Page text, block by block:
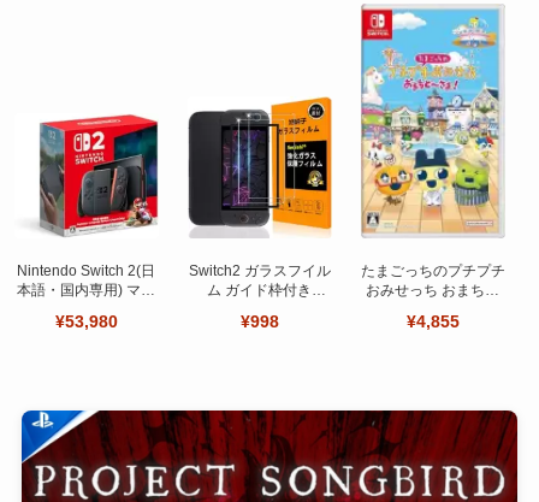
Nintendo Switch 2(日
本語・国内専用) マリ
ット
¥53,980
Switch2 ガラスフイル
ム ガイド枠付き
ット 日本旭硝子製-高
¥998
たまごっちのプチプチ
おみせっち おまちど
¥4,855